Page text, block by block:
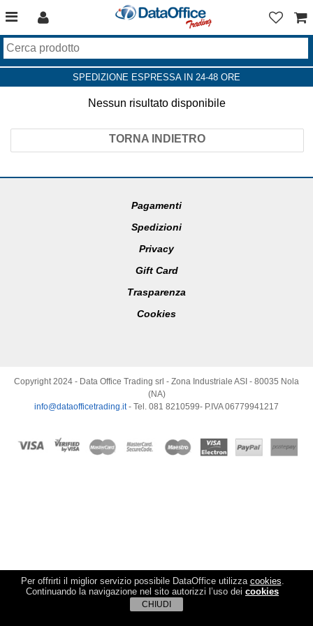
Per offrirti il miglior servizio possibile DataOffice utilizza cookies.
Continuando la navigazione nel sito autorizzi l’uso dei cookies
CHIUDI
SPEDIZIONE ESPRESSA IN 24-48 ORE
Nessun risultato disponibile
TORNA INDIETRO
Pagamenti
Spedizioni
Privacy
Gift Card
Trasparenza
Cookies
Copyright 2024 - Data Office Trading srl - Zona Industriale ASI - 80035 Nola
(NA)
info@dataofficetrading.it- Tel. 081 8210599- P.IVA 06779941217